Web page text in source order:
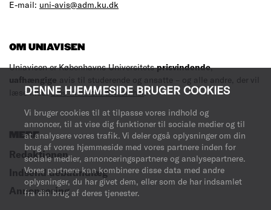
DENNE HJEMMESIDE BRUGER COOKIES
Vi bruger cookies til at tilpasse vores indhold og
annoncer, til at vise dig funktioner til sociale medier og til
at analysere vores trafik. Vi deler også oplysninger om din
brug af vores hjemmeside med vores partnere inden for
sociale medier, annonceringspartnere og analysepartnere.
Vores partnere kan kombinere disse data med andre
oplysninger, du har givet dem, eller som de har indsamlet
fra din brug af deres tjenester.
E-mail: uni-avis@adm.ku.dk
OM UNIAVISEN
Uniavisen er Københavns Universitetsprisvindende,
uafhængige avis til studerende og ansatte – og alle andre, der vil
læse med.Læs mere om avisen her.
MERE
Redaktionen
Indsend debatindlæg
Annoncering